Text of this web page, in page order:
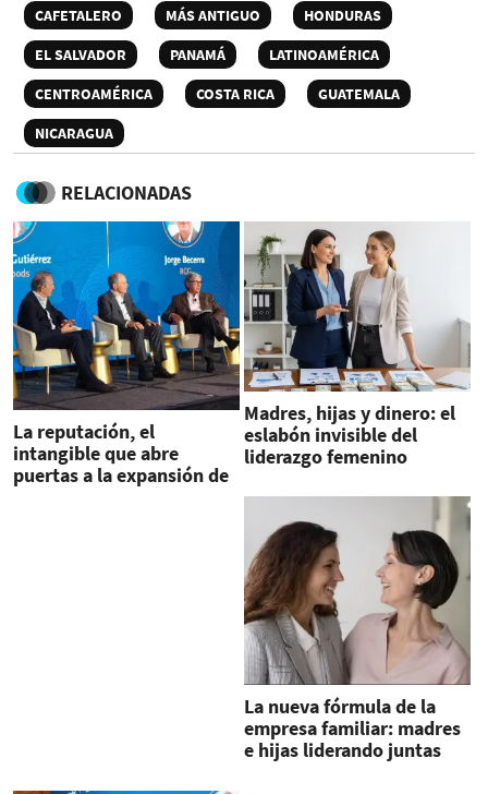
CAFETALERO
MÁS ANTIGUO
HONDURAS
EL SALVADOR
PANAMÁ
LATINOAMÉRICA
CENTROAMÉRICA
COSTA RICA
GUATEMALA
NICARAGUA
RELACIONADAS
La reputación, el
intangible que abre
puertas a la expansión de
Madres, hijas y dinero: el
eslabón invisible del
liderazgo femenino
La nueva fórmula de la
empresa familiar: madres
e hijas liderando juntas